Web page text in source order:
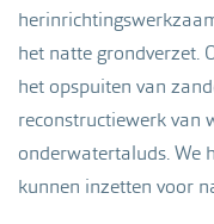
het natte grondverzet.
het opspuiten van
reconstructiewerk van
onderwatertaluds. We
kunnen inzetten voor